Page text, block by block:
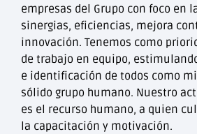
empresas del Grupo con foco en
sinergias, eficiencias, mejora
innovación. Tenemos como
de trabajo en equipo,
e identificación de todos como
sólido grupo humano. Nuestro
es el recurso humano, a quien
la capacitación y motivación.